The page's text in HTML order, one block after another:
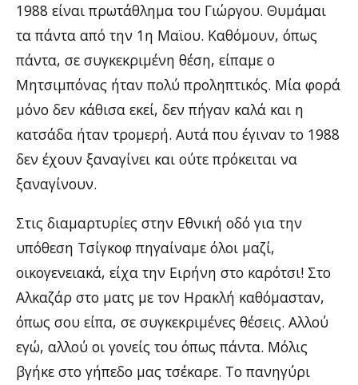
1988 είναι πρωτάθλημα του Γιώργου. Θυμάμαι
τα πάντα από την 1η Μαϊου. Καθόμουν, όπως
πάντα, σε συγκεκριμένη θέση, είπαμε ο
Μητσιμπόνας ήταν πολύ προληπτικός. Μία φορά
μόνο δεν κάθισα εκεί, δεν πήγαν καλά και η
κατσάδα ήταν τρομερή. Αυτά που έγιναν το 1988
δεν έχουν ξαναγίνει και ούτε πρόκειται να
ξαναγίνουν.
Στις διαμαρτυρίες στην Εθνική οδό για την
υπόθεση Τσίγκοφ πηγαίναμε όλοι μαζί,
οικογενειακά, είχα την Ειρήνη στο καρότσι! Στο
Αλκαζάρ στο ματς με τον Ηρακλή καθόμασταν,
όπως σου είπα, σε συγκεκριμένες θέσεις. Αλλού
εγώ, αλλού οι γονείς του όπως πάντα. Μόλις
βγήκε στο γήπεδο μας τσέκαρε. Το πανηγύρι